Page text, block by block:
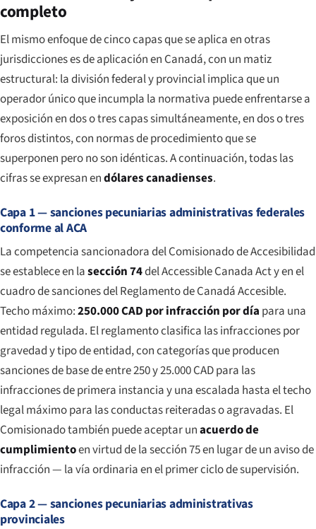
completo
El mismo enfoque de cinco capas que se aplica en otras
jurisdicciones es de aplicación en Canadá, con un matiz
estructural: la división federal y provincial implica que un
operador único que incumpla la normativa puede enfrentarse a
exposición en dos o tres capas simultáneamente, en dos o tres
foros distintos, con normas de procedimiento que se
superponen pero no son idénticas. A continuación, todas las
cifras se expresan endólares canadienses.
Capa 1 — sanciones pecuniarias administrativas federales
conforme al ACA
La competencia sancionadora del Comisionado de Accesibilidad
se establece en lasección 74del Accessible Canada Act y en el
cuadro de sanciones del Reglamento de Canadá Accesible.
Techo máximo:250.000 CAD por infracción por día para una
entidad regulada. El reglamento clasifica las infracciones por
gravedad y tipo de entidad, con categorías que producen
sanciones de base de entre 250 y 25.000 CAD para las
infracciones de primera instancia y una escalada hasta el techo
legal máximo para las conductas reiteradas o agravadas. El
Comisionado también puede aceptar unacuerdo de
cumplimientoen virtud de la sección 75 en lugar de un aviso de
infracción — la vía ordinaria en el primer ciclo de supervisión.
Capa 2 — sanciones pecuniarias administrativas
provinciales